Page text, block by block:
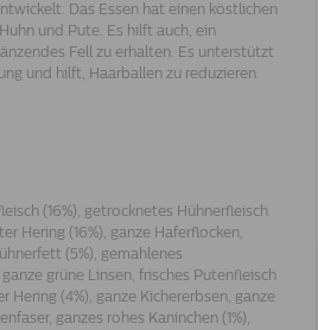
Das Essen hat einen köstlichen
und Pute. Es hilft auch, ein
Fell zu erhalten. Es unterstützt
und hilft, Haarballen zu reduzieren.
(16%), getrocknetes Hühnerfleisch
Hering (16%), ganze Haferflocken,
(5%), gemahlenes
grüne Linsen, frisches Putenfleisch
Hering (4%), ganze Kichererbsen, ganze
ganzes rohes Kaninchen (1%),